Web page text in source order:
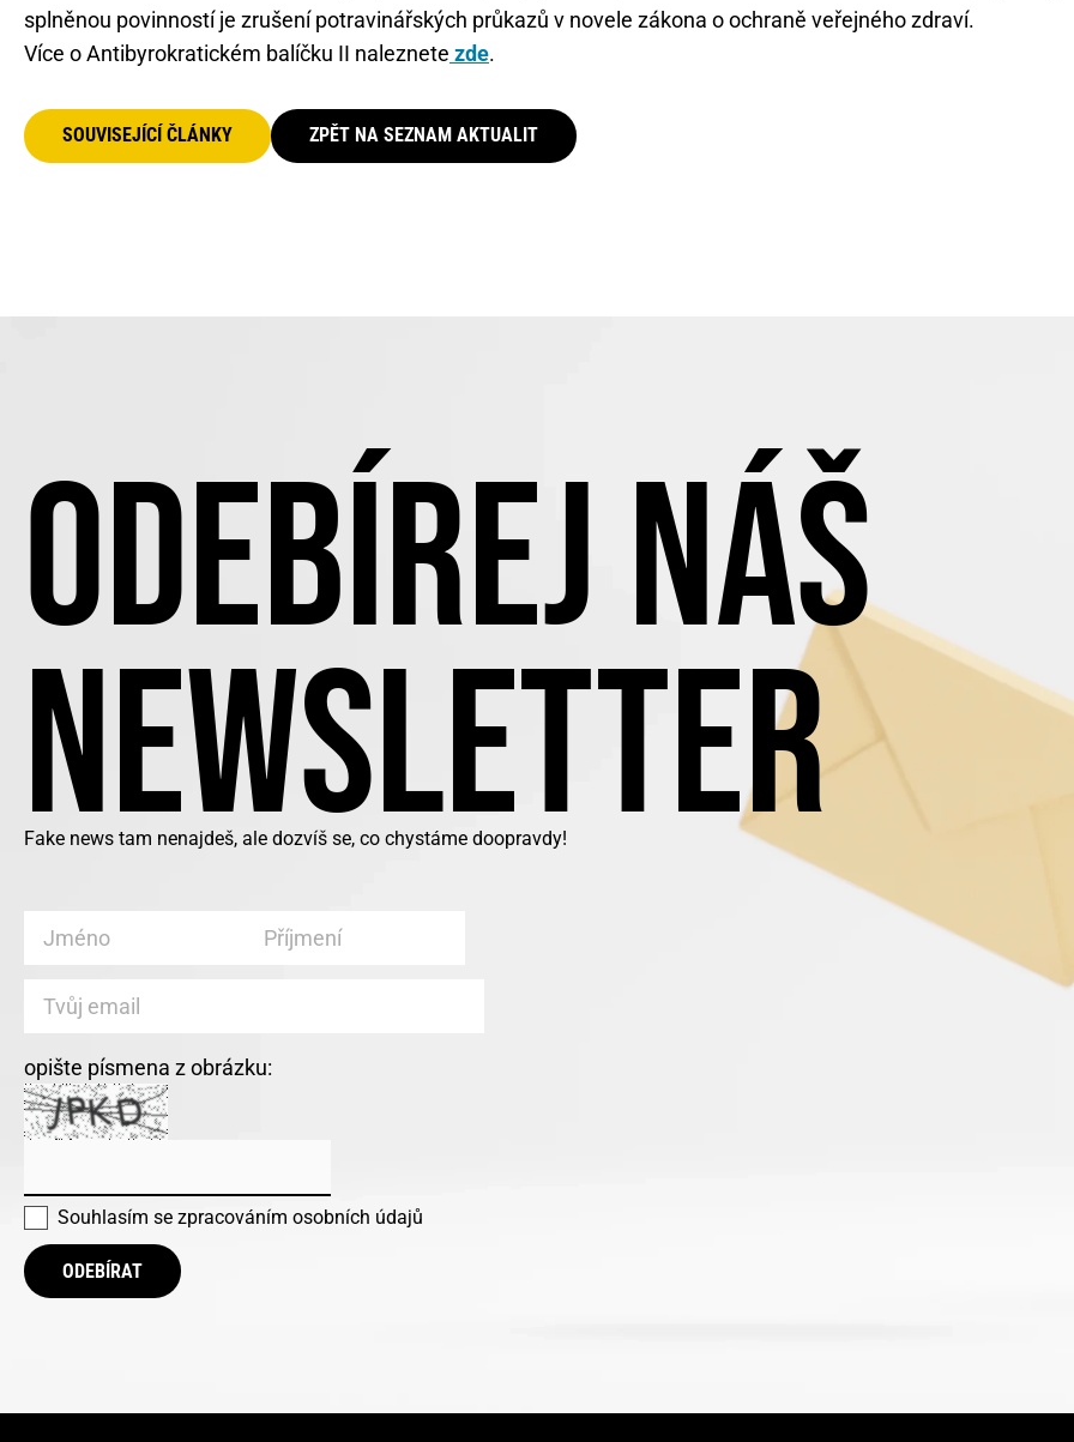
splněnou povinností je zrušení potravinářských průkazů v novele zákona o ochraně veřejného zdraví.
Více o Antibyrokratickém balíčku II naleznete zde.
SOUVISEJÍCÍ ČLÁNKY ZPĚT NA SEZNAM AKTUALIT
ODEBÍREJ NÁŠ
NEWSLETTER
Fake news tam nenajdeš, ale dozvíš se, co chystáme doopravdy!
opište písmena z obrázku:
Souhlasím se zpracováním osobních údajů
ODEBÍRAT